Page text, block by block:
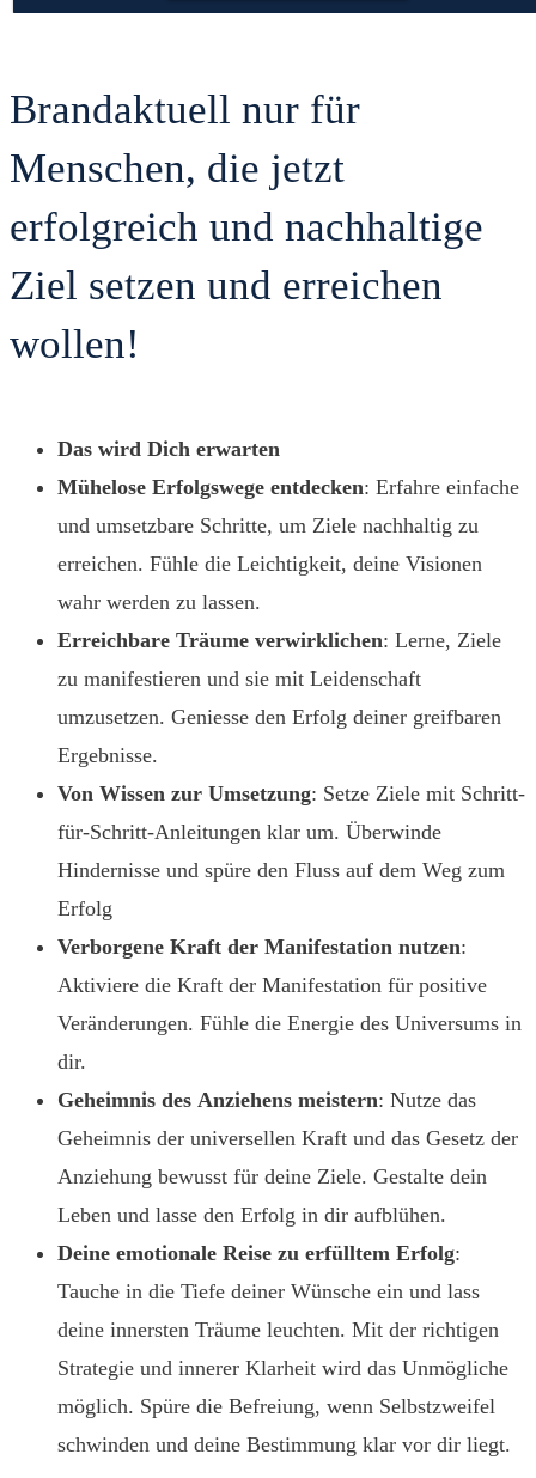
Brandaktuell nur für
Menschen, die jetzt
erfolgreich und nachhaltige
Ziel setzen und erreichen
wollen!
Das wird Dich erwarten
Mühelose Erfolgswege entdecken: Erfahre einfache
und umsetzbare Schritte, um Ziele nachhaltig zu
erreichen. Fühle die Leichtigkeit, deine Visionen
wahr werden zu lassen.
Erreichbare Träume verwirklichen: Lerne, Ziele
zu manifestieren und sie mit Leidenschaft
umzusetzen. Geniesse den Erfolg deiner greifbaren
Ergebnisse.
Von Wissen zur Umsetzung: Setze Ziele mit Schritt-
für-Schritt-Anleitungen klar um. Überwinde
Hindernisse und spüre den Fluss auf dem Weg zum
Erfolg
Verborgene Kraft der Manifestation nutzen:
Aktiviere die Kraft der Manifestation für positive
Veränderungen. Fühle die Energie des Universums in
dir.
Geheimnis des Anziehens meistern: Nutze das
Geheimnis der universellen Kraft und das Gesetz der
Anziehung bewusst für deine Ziele. Gestalte dein
Leben und lasse den Erfolg in dir aufblühen.
Deine emotionale Reise zu erfülltem Erfolg:
Tauche in die Tiefe deiner Wünsche ein und lass
deine innersten Träume leuchten. Mit der richtigen
Strategie und innerer Klarheit wird das Unmögliche
möglich. Spüre die Befreiung, wenn Selbstzweifel
schwinden und deine Bestimmung klar vor dir liegt.